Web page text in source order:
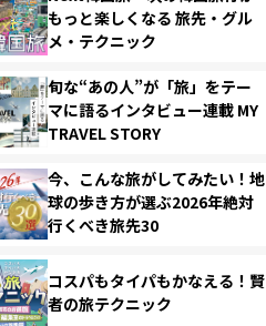
もっと楽しくなる 旅先・グル
メ・テクニック
旬な“あの人”が「旅」をテー
マに語るインタビュー連載 MY
TRAVEL STORY
今、こんな旅がしてみたい！地
球の歩き方が選ぶ2026年絶対
行くべき旅先30
コスパもタイパもかなえる！賢
者の旅テクニック